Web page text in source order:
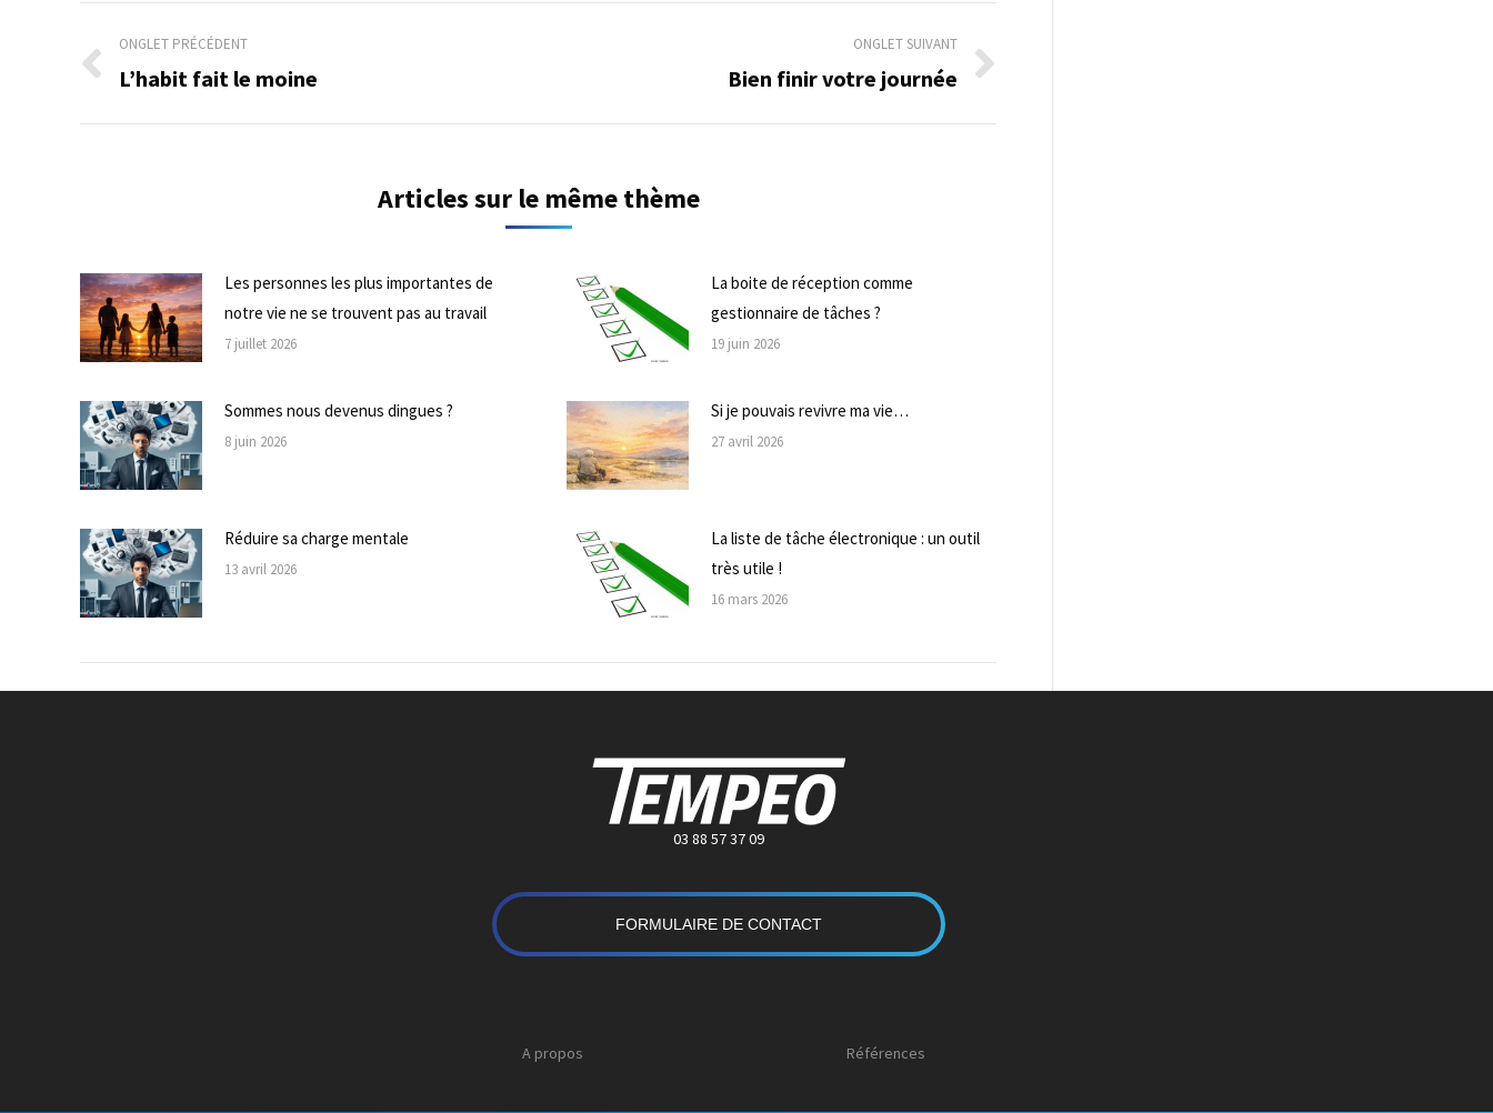
Navigation
de
commentaire
ONGLET PRÉCÉDENT
Onglet
L’habit fait le moine
ONGLET SUIVANT
Bien finir votre journée
Articles sur le même thème
Les personnes les plus importantes de
notre vie ne se trouvent pas au travail
7 juillet 2026
La boite de réception comme
gestionnaire de tâches ?
19 juin 2026
Sommes nous devenus dingues ?
8 juin 2026
Si je pouvais revivre ma vie…
27 avril 2026
Réduire sa charge mentale
13 avril 2026
La liste de tâche électronique : un outil
très utile !
16 mars 2026
03 88 57 37 09
FORMULAIRE DE CONTACT
A propos Références